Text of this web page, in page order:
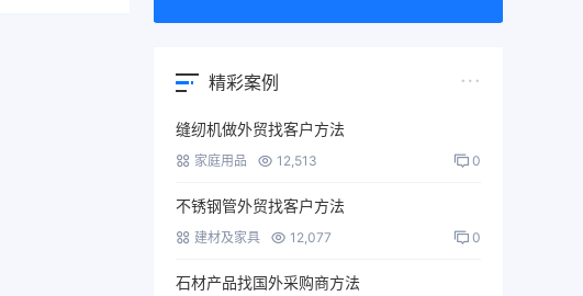
精彩案例
缝纫机做外贸找客户方法
家庭用品 12,513 0
不锈钢管外贸找客户方法
建材及家具 12,077 0
石材产品找国外采购商方法